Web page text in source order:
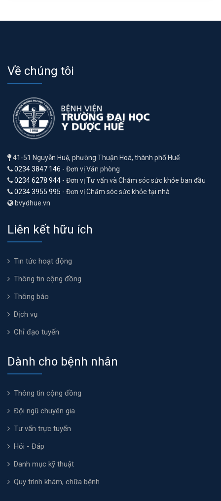
Về chúng tôi
41-51 Nguyễn Huệ, phường Thuận Hoá, thành phố Huế
0234 3847 146 - Đơn vị Văn phòng
0234 6278 944 - Đơn vị Tư vấn và Chăm sóc sức khỏe ban đầu
0234 3955 995 - Đơn vị Chăm sóc sức khỏe tại nhà
bvydhue.vn
Liên kết hữu ích
Tin tức hoạt động
Thông tin cộng đồng
Thông báo
Dịch vụ
Chỉ đạo tuyến
Dành cho bệnh nhân
Thông tin cộng đồng
Đội ngũ chuyên gia
Tư vấn trực tuyến
Hỏi - Đáp
Danh mục kỹ thuật
Quy trình khám, chữa bệnh